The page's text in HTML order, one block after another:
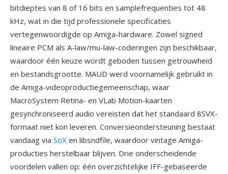
bitdieptes van 8 of 16 bits en samplefrequenties tot 48
kHz, wat in die tijd professionele specificaties
vertegenwoordigde op Amiga-hardware. Zowel signed
lineaire PCM als A-law/mu-law-coderingen zijn beschikbaar,
waardoor één keuze wordt geboden tussen getrouwheid
en bestandsgrootte. MAUD werd voornamelijk gebruikt in
de Amiga-videoproductiegemeenschap, waar
MacroSystem Retina- en VLab Motion-kaarten
gesynchroniseerd audio vereisten dat het standaard 8SVX-
formaat niet kon leveren. Conversieondersteuning bestaat
vandaag via SoX en libsndfile, waardoor vintage Amiga-
producties herstelbaar blijven. Drie onderscheidende
voordelen vallen op: één overzichtelijke IFF-gebaseerde